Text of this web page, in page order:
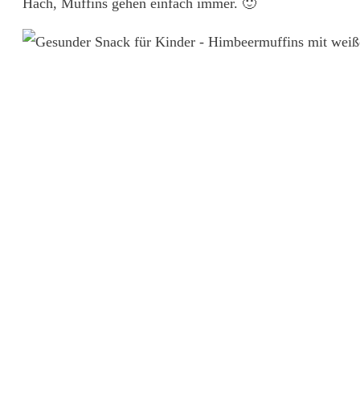
Hach, Muffins gehen einfach immer. 🙂